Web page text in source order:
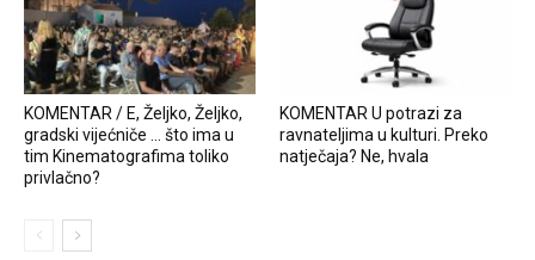
KOMENTAR / E, Željko, Željko,
gradski vijećniče … što ima u
tim Kinematografima toliko
privlačno?
KOMENTAR U potrazi za
ravnateljima u kulturi. Preko
natječaja? Ne, hvala